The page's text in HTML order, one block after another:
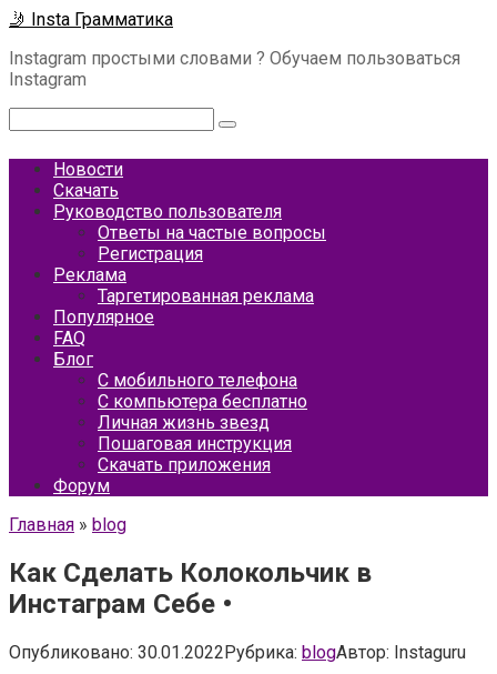
Перейти
контенту
🤳 Insta Грамматика
Instagram простыми словами ? Обучаем пользоваться
Instagram
Новости
Скачать
Руководство пользователя
Ответы на частые вопросы
Регистрация
Реклама
Таргетированная реклама
Популярное
FAQ
Блог
С мобильного телефона
С компьютера бесплатно
Личная жизнь звезд
Пошаговая инструкция
Скачать приложения
Форум
Главная » blog
Как Сделать Колокольчик в
Инстаграм Себе •
Опубликовано: 30.01.2022Рубрика: blogАвтор: Instaguru